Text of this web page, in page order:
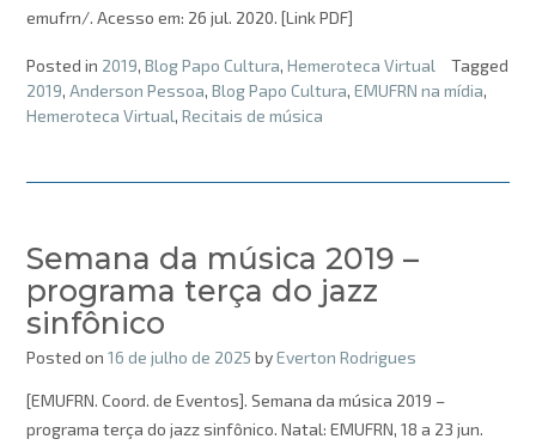
emufrn/. Acesso em: 26 jul. 2020. [Link PDF]
Posted in 2019, Blog Papo Cultura, Hemeroteca Virtual
Tagged
2019, Anderson Pessoa, Blog Papo Cultura, EMUFRN na mídia,
Hemeroteca Virtual, Recitais de música
Semana da música 2019 –
programa terça do jazz
sinfônico
Posted on 16 de julho de 2025 byEverton Rodrigues
[EMUFRN. Coord. de Eventos]. Semana da música 2019 –
programa terça do jazz sinfônico. Natal: EMUFRN, 18 a 23 jun.